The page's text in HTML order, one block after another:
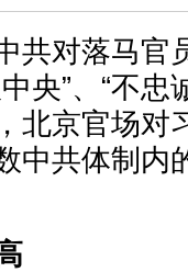
共对落马官
央”、“不忠
北京官场对
中共体制内